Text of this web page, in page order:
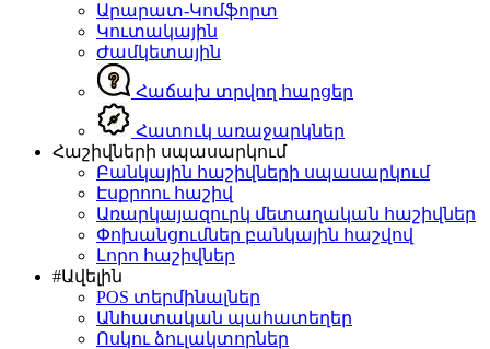
Արարատ-Կոմֆորտ
Կուտակային
Ժամկետային
Հաճախ տրվող հարցեր
Հատուկ առաջարկներ
Հաշիվների սպասարկում
Բանկային հաշիվների սպասարկում
Էսքրոու հաշիվ
Առարկայազուրկ մետաղական հաշիվներ
Փոխանցումներ բանկային հաշվով
Լորո հաշիվներ
#Ավելին
POS տերմինալներ
Անհատական պահատեղեր
Ոսկու ձուլակտորներ